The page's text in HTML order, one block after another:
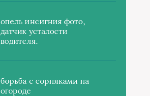
опель инсигния фото,
датчик усталости
водителя.
борьба с сорняками на
огороде